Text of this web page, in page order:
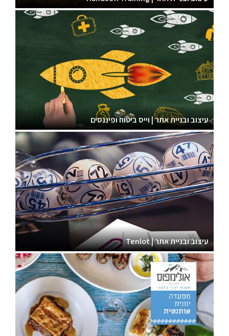
עיצוב ובניית אתר | וייס ביטוח ופיננסים
עיצוב ובניית אתר | Tenlot